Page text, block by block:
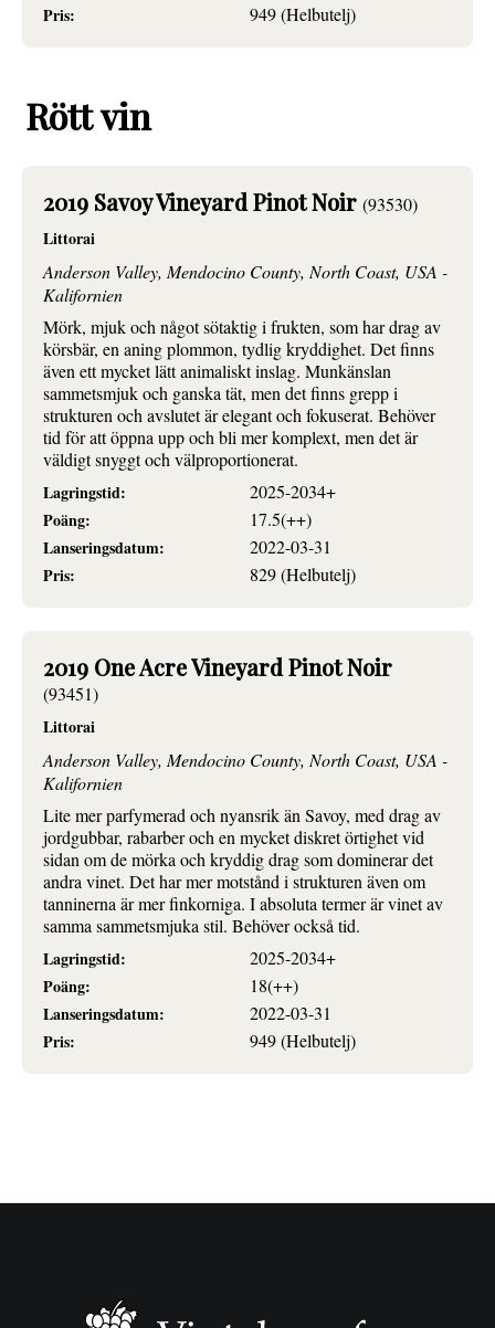
Pris:
949 (Helbutelj)
Rött vin
2019 Savoy Vineyard Pinot Noir (93530)
Littorai
Anderson Valley, Mendocino County, North Coast, USA -
Kalifornien
Mörk, mjuk och något sötaktig i frukten, som har drag av
körsbär, en aning plommon, tydlig kryddighet. Det finns
även ett mycket lätt animaliskt inslag. Munkänslan
sammetsmjuk och ganska tät, men det finns grepp i
strukturen och avslutet är elegant och fokuserat. Behöver
tid för att öppna upp och bli mer komplext, men det är
väldigt snyggt och välproportionerat.
Lagringstid:
2025-2034+
Poäng:
17.5(++)
Lanseringsdatum:
2022-03-31
Pris:
829 (Helbutelj)
2019 One Acre Vineyard Pinot Noir
(93451)
Littorai
Anderson Valley, Mendocino County, North Coast, USA -
Kalifornien
Lite mer parfymerad och nyansrik än Savoy, med drag av
jordgubbar, rabarber och en mycket diskret örtighet vid
sidan om de mörka och kryddig drag som dominerar det
andra vinet. Det har mer motstånd i strukturen även om
tanninerna är mer finkorniga. I absoluta termer är vinet av
samma sammetsmjuka stil. Behöver också tid.
Lagringstid:
2025-2034+
Poäng:
18(++)
Lanseringsdatum:
2022-03-31
Pris:
949 (Helbutelj)